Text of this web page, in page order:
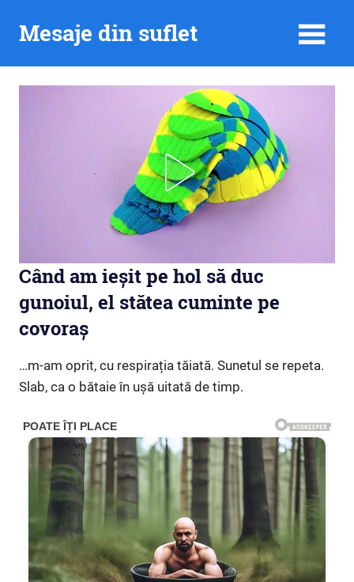
Mesaje din suflet
Când am ieșit pe hol să duc
gunoiul, el stătea cuminte pe
covoraș
…m-am oprit, cu respirația tăiată. Sunetul se repeta.
Slab, ca o bătaie în ușă uitată de timp.